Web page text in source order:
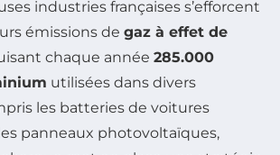
industries françaises s’efforcent
émissions de gaz à effet de
chaque année 285.000
utilisées dans divers
les batteries de voitures
panneaux photovoltaïques,